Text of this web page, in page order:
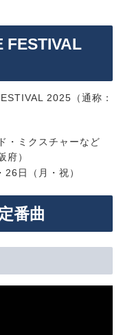
FESTIVAL
2025（通称：
・ミクスチャーなど
府）
日（月・祝）
番曲